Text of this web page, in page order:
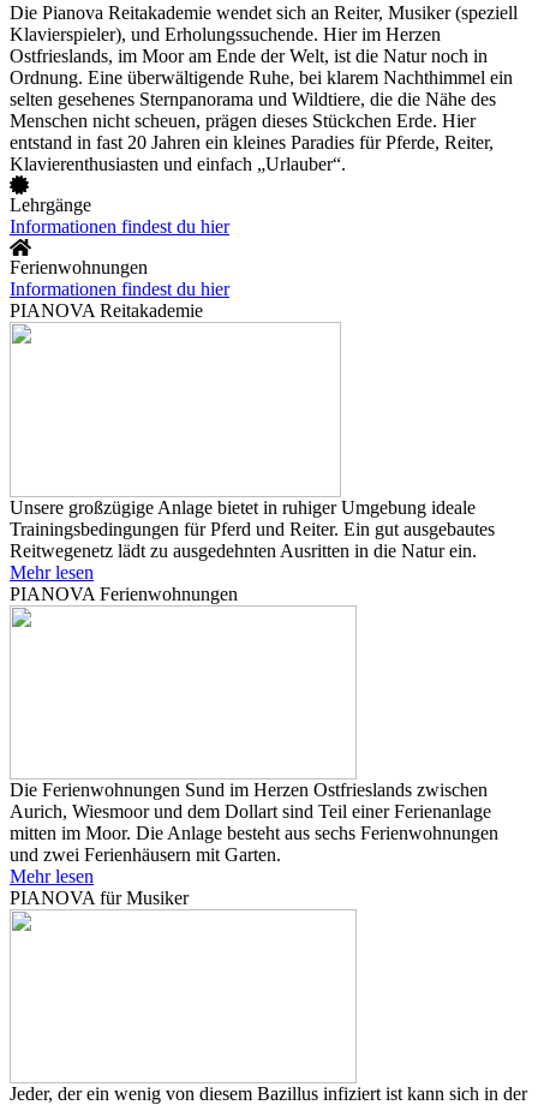
Die Pianova Reitakademie wendet sich an Reiter, Musiker (speziell
Klavierspieler), und Erholungssuchende. Hier im Herzen
Ostfrieslands, im Moor am Ende der Welt, ist die Natur noch in
Ordnung. Eine überwältigende Ruhe, bei klarem Nachthimmel ein
selten gesehenes Sternpanorama und Wildtiere, die die Nähe des
Menschen nicht scheuen, prägen dieses Stückchen Erde. Hier
entstand in fast 20 Jahren ein kleines Paradies für Pferde, Reiter,
Klavierenthusiasten und einfach „Urlauber“.
Lehrgänge
Informationen findest du hier
Ferienwohnungen
Informationen findest du hier
PIANOVA Reitakademie
Unsere großzügige Anlage bietet in ruhiger Umgebung ideale
Trainingsbedingungen für Pferd und Reiter. Ein gut ausgebautes
Reitwegenetz lädt zu ausgedehnten Ausritten in die Natur ein.
Mehr lesen
PIANOVA Ferienwohnungen
Die Ferienwohnungen Sund im Herzen Ostfrieslands zwischen
Aurich, Wiesmoor und dem Dollart sind Teil einer Ferienanlage
mitten im Moor. Die Anlage besteht aus sechs Ferienwohnungen
und zwei Ferienhäusern mit Garten.
Mehr lesen
PIANOVA für Musiker
Jeder, der ein wenig von diesem Bazillus infiziert ist kann sich in der